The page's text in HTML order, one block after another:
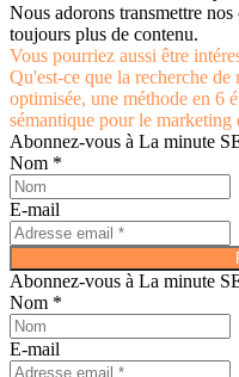
Nous adorons transmettre
toujours plus de contenu.
Vous pourriez aussi être
Qu'est-ce que la recherche de
optimisée, une méthode en 6
sémantique pour le marketing
Abonnez-vous à La minute
Nom *
E-mail
Abonnez-vous à La minute
Nom *
E-mail